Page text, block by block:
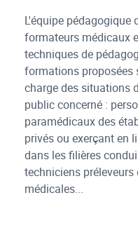
L'équipe pédagogique
formateurs médicaux
techniques de
formations proposées
charge des situations
public concerné :
paramédicaux des
privés ou exerçant en
dans les filières
techniciens
médicales...